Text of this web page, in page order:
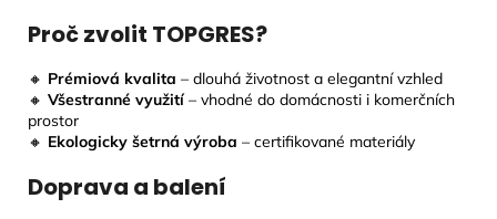
Proč zvolit TOPGRES?
🔸 Prémiová kvalita – dlouhá životnost a elegantní vzhled
🔸 Všestranné využití – vhodné do domácnosti i komerčních
prostor
🔸 Ekologicky šetrná výroba – certifikované materiály
Doprava a balení